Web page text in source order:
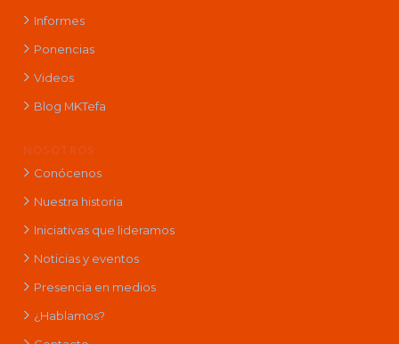
Informes
Ponencias
Videos
Blog MKTefa
NOSOTROS
Conócenos
Nuestra historia
Iniciativas que lideramos
Noticias y eventos
Presencia en medios
¿Hablamos?